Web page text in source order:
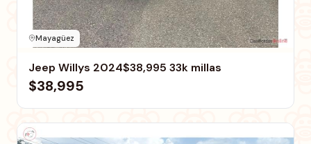
Mayagüez
Jeep Willys 2024$38,995 33k millas
$38,995